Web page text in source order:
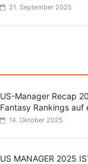
21. September 2025
US-Manager Recap
Fantasy Rankings auf
14. Oktober 2025
US MANAGER 2025